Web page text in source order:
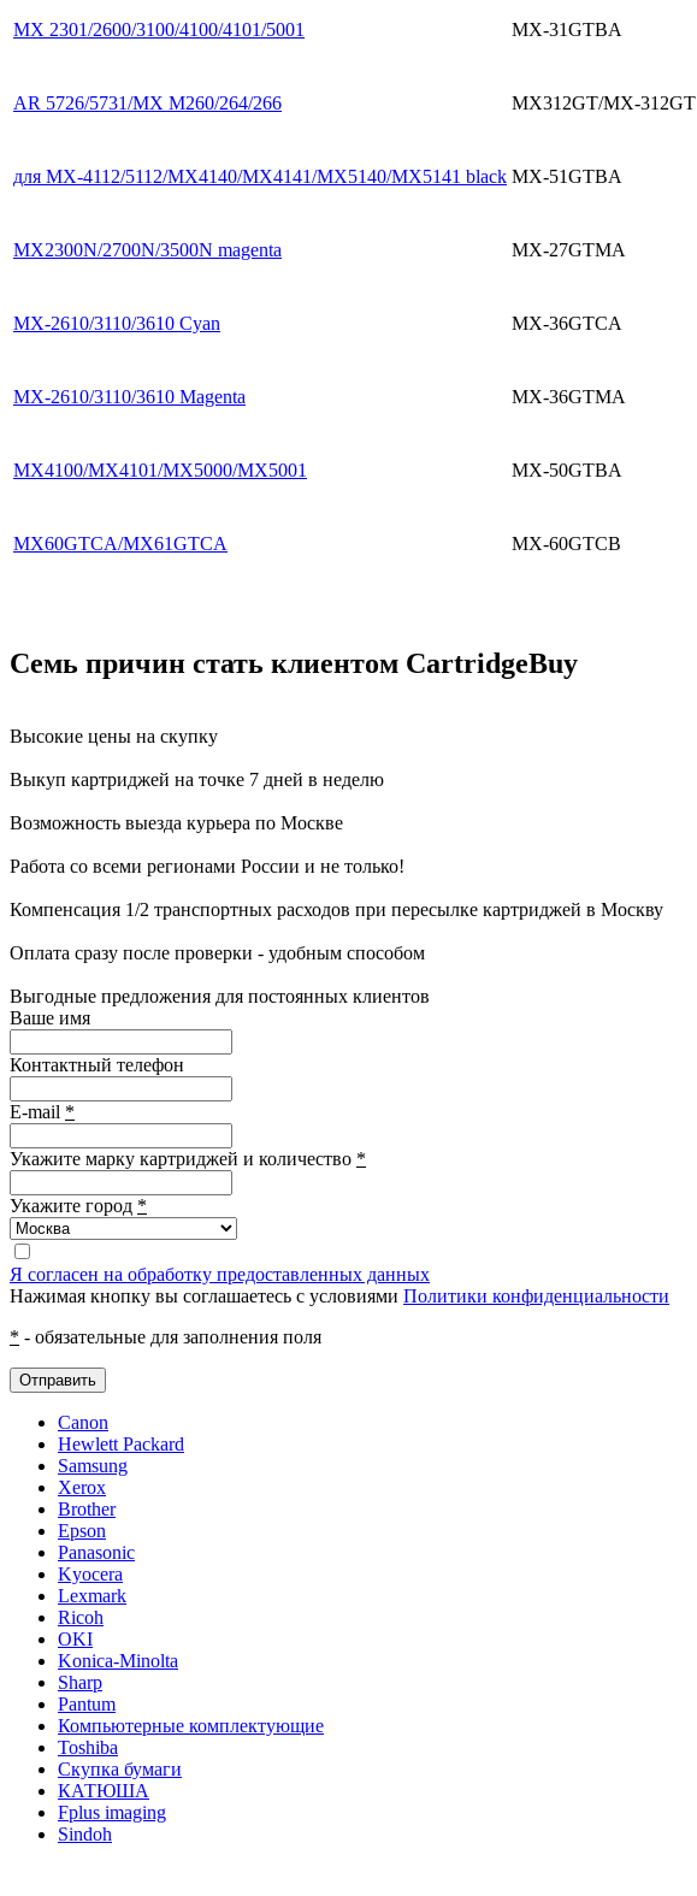
MX 2301/2600/3100/4100/4101/5001 MX-31GTBA
AR 5726/5731/MX M260/264/266 MX312GT/MX-312GT
для MX-4112/5112/MX4140/MX4141/MX5140/MX5141 black MX-51GTBA
MX2300N/2700N/3500N magenta MX-27GTMA
MX-2610/3110/3610 Cyan MX-36GTCA
MX-2610/3110/3610 Magenta MX-36GTMA
MX4100/MX4101/MX5000/MX5001 MX-50GTBA
MX60GTCA/MX61GTCA MX-60GTСB
Семь причин стать клиентом CartridgeBuy
Высокие цены на скупку
Выкуп картриджей на точке 7 дней в неделю
Возможность выезда курьера по Москве
Работа со всеми регионами России и не только!
Компенсация 1/2 транспортных расходов при пересылке картриджей в Москву
Оплата сразу после проверки - удобным способом
Выгодные предложения для постоянных клиентов
Ваше имя
Контактный телефон
E-mail *
Укажите марку картриджей и количество *
Укажите город *
Я согласен на обработку предоставленных данных
Нажимая кнопку вы соглашаетесь с условиями Политики конфиденциальности
* - обязательные для заполнения поля
Отправить
Canon
Hewlett Packard
Samsung
Xerox
Brother
Epson
Panasonic
Kyocera
Lexmark
Ricoh
OKI
Konica-Minolta
Sharp
Pantum
Компьютерные комплектующие
Toshiba
Скупка бумаги
КАТЮША
Fplus imaging
Sindoh